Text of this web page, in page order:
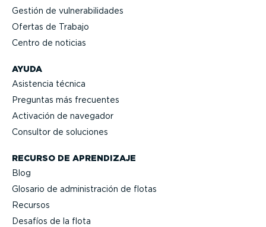
AYUDA
Asistencia técnica
Preguntas más frecuentes
Activación de navegador
Consultor de soluciones
RECURSO DE APRENDIZAJE
Blog
Glosario de adminis­tración de flotas
Recursos
Desafíos de la flota
Gestión de vulne­ra­bi­li­dades
Ofertas de Trabajo
Centro de noticias